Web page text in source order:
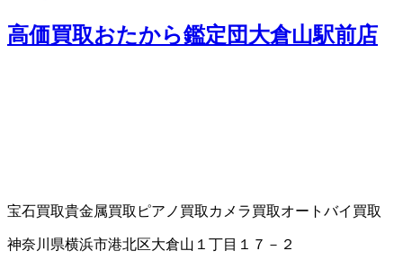
高価買取おたから鑑定団大倉山駅前店
宝石買取貴金属買取 ピアノ買取 カメラ買取オートバイ買取
神奈川県横浜市港北区大倉山１丁目１７－２